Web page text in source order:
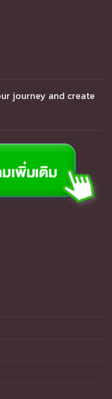
journey and create